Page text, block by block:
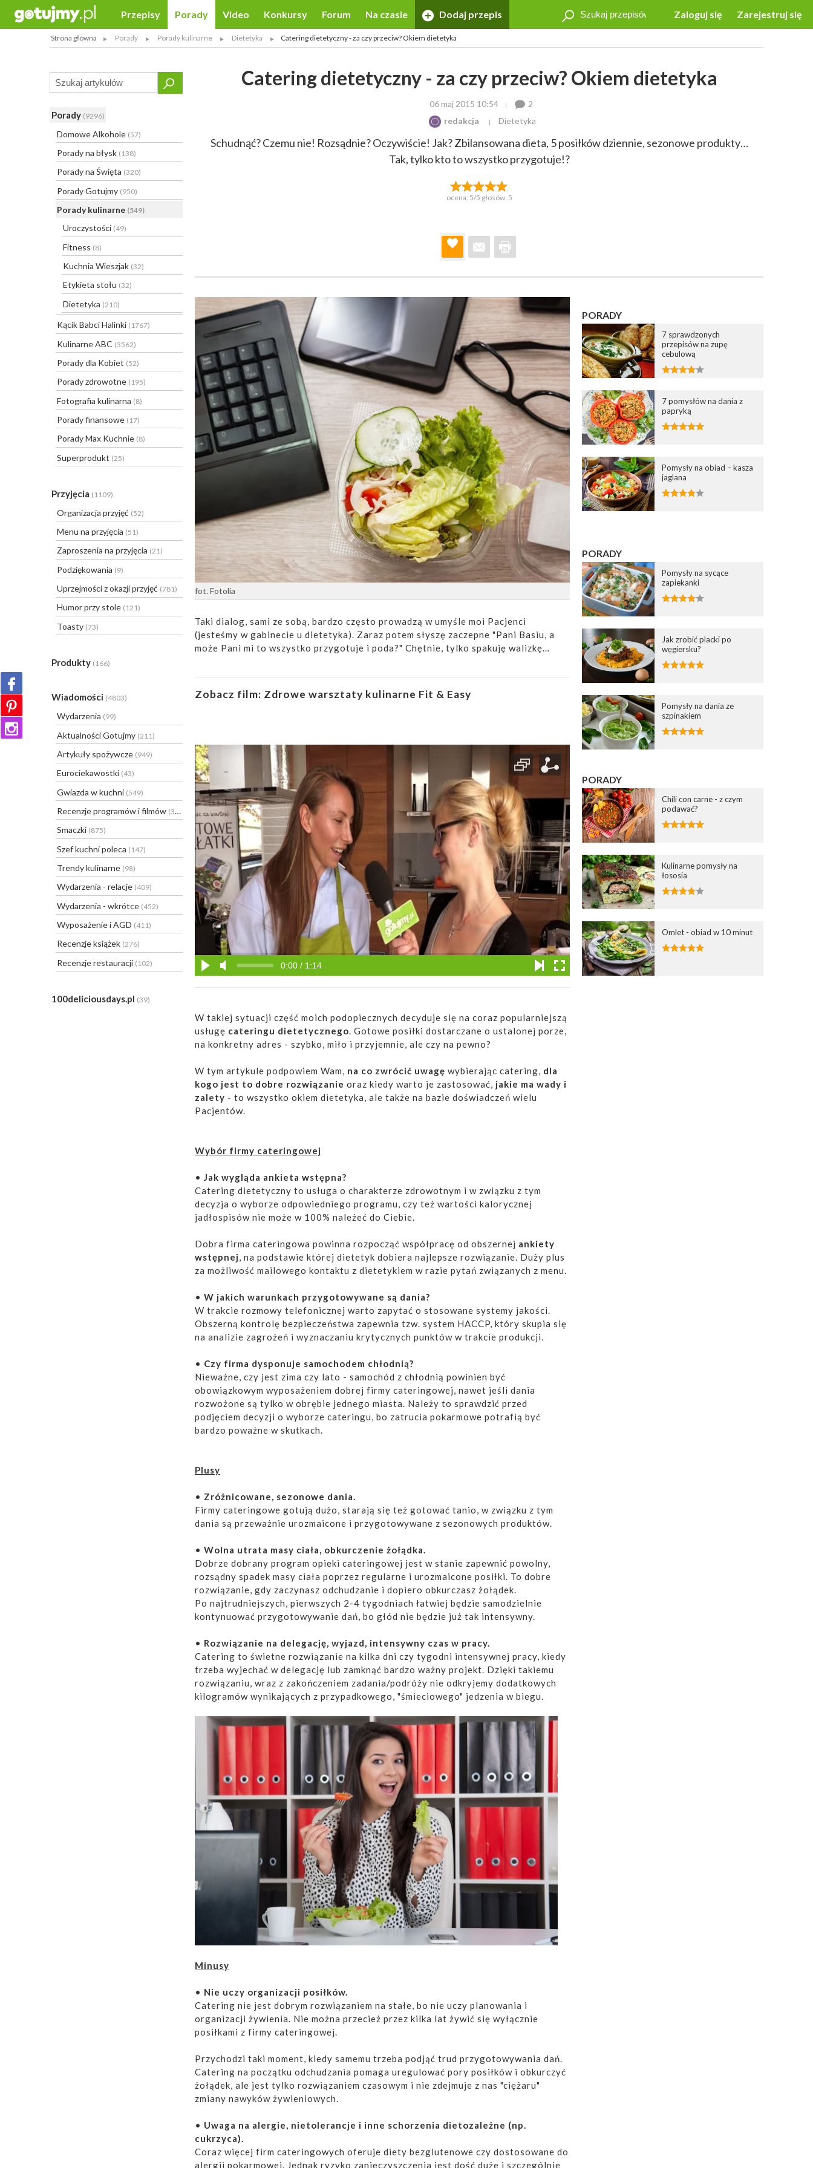
Zaloguj się Zarejestruj się
Przepisy Porady Video Konkursy Forum Na czasie Dodaj przepis
Strona główna Porady Porady kulinarne Dietetyka Catering dietetyczny - za czy przeciw? Okiem dietetyka
Porady (9296)
Domowe Alkohole (57)
Porady na błysk (138)
Porady na Święta (320)
Porady Gotujmy (950)
Porady kulinarne (549)
Uroczystości (49)
Fitness (8)
Kuchnia Wieszjak (32)
Etykieta stołu (32)
Dietetyka (210)
Kącik Babci Halinki (1767)
Kulinarne ABC (3562)
Porady dla Kobiet (52)
Porady zdrowotne (195)
Fotografia kulinarna (8)
Porady finansowe (17)
Porady Max Kuchnie (8)
Superprodukt (25)
Przyjęcia (1109)
Organizacja przyjęć (52)
Menu na przyjęcia (51)
Zaproszenia na przyjęcia (21)
Podziękowania (9)
Uprzejmości z okazji przyjęć (781)
Humor przy stole (121)
Toasty (73)
Produkty (166)
Wiadomości (4803)
Wydarzenia (99)
Aktualności Gotujmy (211)
Artykuły spożywcze (949)
Eurociekawostki (43)
Gwiazda w kuchni (549)
Recenzje programów i filmów (31)
Smaczki (875)
Szef kuchni poleca (147)
Trendy kulinarne (98)
Wydarzenia - relacje (409)
Wydarzenia - wkrótce (452)
Wyposażenie i AGD (411)
Recenzje książek (276)
Recenzje restauracji (102)
100deliciousdays.pl (39)
Catering dietetyczny - za czy przeciw? Okiem dietetyka
06 maj 2015 10:54
2
redakcja
Dietetyka
Schudnąć? Czemu nie! Rozsądnie? Oczywiście! Jak? Zbilansowana dieta, 5 posiłków dziennie, sezonowe produkty…
Tak, tylko kto to wszystko przygotuje!?
ocena: 5/5 głosów: 5
fot. Fotolia
Taki dialog, sami ze sobą, bardzo często prowadzą w umyśle moi Pacjenci
(jesteśmy w gabinecie u dietetyka). Zaraz potem słyszę zaczepne "Pani Basiu, a
może Pani mi to wszystko przygotuje i poda?" Chętnie, tylko spakuję walizkę…
Zobacz film: Zdrowe warsztaty kulinarne Fit & Easy
0:00 / 1:14
W takiej sytuacji część moich podopiecznych decyduje się na coraz popularniejszą
usługę cateringu dietetycznego . Gotowe posiłki dostarczane o ustalonej porze,
na konkretny adres - szybko, miło i przyjemnie, ale czy na pewno?
W tym artykule podpowiem Wam, na co zwrócić uwagę wybierając catering, dla
kogo jest to dobre rozwiązanie oraz kiedy warto je zastosować, jakie ma wady i
zalety - to wszystko okiem dietetyka, ale także na bazie doświadczeń wielu
Pacjentów.
Wybór firmy cateringowej
• Jak wygląda ankieta wstępna?
Catering dietetyczny to usługa o charakterze zdrowotnym i w związku z tym
decyzja o wyborze odpowiedniego programu, czy też wartości kalorycznej
jadłospisów nie może w 100% należeć do Ciebie.
Dobra firma cateringowa powinna rozpocząć współpracę od obszernej ankiety
wstępnej , na podstawie której dietetyk dobiera najlepsze rozwiązanie. Duży plus
za możliwość mailowego kontaktu z dietetykiem w razie pytań związanych z menu.
• W jakich warunkach przygotowywane są dania?
W trakcie rozmowy telefonicznej warto zapytać o stosowane systemy jakości.
Obszerną kontrolę bezpieczeństwa zapewnia tzw. system HACCP, który skupia się
na analizie zagrożeń i wyznaczaniu krytycznych punktów w trakcie produkcji.
• Czy firma dysponuje samochodem chłodnią?
Nieważne, czy jest zima czy lato - samochód z chłodnią powinien być
obowiązkowym wyposażeniem dobrej firmy cateringowej, nawet jeśli dania
rozwożone są tylko w obrębie jednego miasta. Należy to sprawdzić przed
podjęciem decyzji o wyborze cateringu, bo zatrucia pokarmowe potrafią być
bardzo poważne w skutkach.
Plusy
• Zróżnicowane, sezonowe dania.
Firmy cateringowe gotują dużo, starają się też gotować tanio, w związku z tym
dania są przeważnie urozmaicone i przygotowywane z sezonowych produktów.
• Wolna utrata masy ciała, obkurczenie żołądka.
Dobrze dobrany program opieki cateringowej jest w stanie zapewnić powolny,
rozsądny spadek masy ciała poprzez regularne i urozmaicone posiłki. To dobre
rozwiązanie, gdy zaczynasz odchudzanie i dopiero obkurczasz żołądek.
Po najtrudniejszych, pierwszych 2-4 tygodniach łatwiej będzie samodzielnie
kontynuować przygotowywanie dań, bo głód nie będzie już tak intensywny.
• Rozwiązanie na delegację, wyjazd, intensywny czas w pracy.
Catering to świetne rozwiązanie na kilka dni czy tygodni intensywnej pracy, kiedy
trzeba wyjechać w delegację lub zamknąć bardzo ważny projekt. Dzięki takiemu
rozwiązaniu, wraz z zakończeniem zadania/podróży nie odkryjemy dodatkowych
kilogramów wynikających z przypadkowego, "śmieciowego" jedzenia w biegu.
Minusy
• Nie uczy organizacji posiłków.
Catering nie jest dobrym rozwiązaniem na stałe, bo nie uczy planowania i
organizacji żywienia. Nie można przecież przez kilka lat żywić się wyłącznie
posiłkami z firmy cateringowej.
Przychodzi taki moment, kiedy samemu trzeba podjąć trud przygotowywania dań.
Catering na początku odchudzania pomaga uregulować pory posiłków i obkurczyć
żołądek, ale jest tylko rozwiązaniem czasowym i nie zdejmuje z nas "ciężaru"
zmiany nawyków żywieniowych.
• Uwaga na alergie, nietolerancje i inne schorzenia dietozależne (np.
cukrzyca).
Coraz więcej firm cateringowych oferuje diety bezglutenowe czy dostosowane do
alergii pokarmowej. Jednak ryzyko zanieczyszczenia jest dość duże i szczególnie
PORADY
7 sprawdzonych
przepisów na zupę
cebulową
7 pomysłów na dania z
papryką
Pomysły na obiad – kasza
jaglana
PORADY
Pomysły na sycące
zapiekanki
Jak zrobić placki po
węgiersku?
Pomysły na dania ze
szpinakiem
PORADY
Chili con carne - z czym
podawać?
Kulinarne pomysły na
łososia
Omlet - obiad w 10 minut